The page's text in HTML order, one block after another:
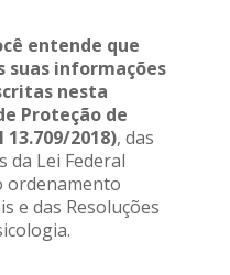
entende que
suas informações
nesta
Proteção de
13.709/2018), das
da Lei Federal
ordenamento
e das Resoluções